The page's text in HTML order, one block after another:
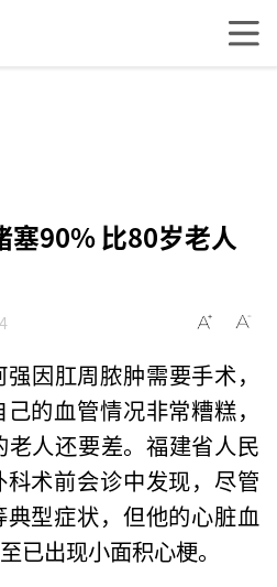
塞90% 比80岁老人
因肛周脓肿需要手术，
的血管情况非常糟糕，
人还要差。福建省人民
术前会诊中发现，尽管
型症状，但他的心脏血
已出现小面积心梗。